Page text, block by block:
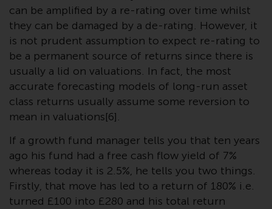
Anlageziele, das Risiko sowie die
Gebühren und Ausgaben des
Fonds prüfen. Diese und andere
Informationen finden Sie im
Verkaufsprospekt des Fonds, der
telefonisch unter 1-855-RWC-
FUND erhältlich ist oder indem
Sie
and-documents/ besuchen. Bitte
lesen Sie den Verkaufsprospekt
sorgfältig durch, bevor Sie
investieren.
can be amplified by a re-rating over time whilst
they can be damaged by a de-rating. However, it
is not prudent assumption to expect re-rating to
be a permanent source of returns since there is
usually a lid on valuations. In fact, the most
accurate forecasting models of long-run asset
class returns usually assume some reversion to
mean in valuations[6].
If a growth fund manager tells you that ten years
ago his fund had a free cash flow yield of 7%
whereas today it is 2.5%, he tells you two things.
Firstly, that move has led to a return of 180% i.e.
turned £100 into £280 and his total return